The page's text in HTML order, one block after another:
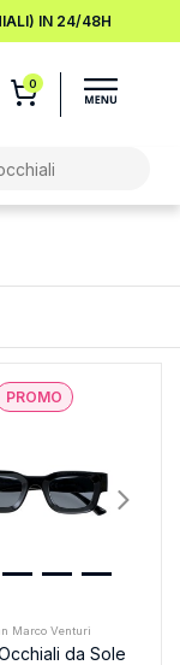
IN 24/48H
0
PROMO
Marco Venturi
da Sole